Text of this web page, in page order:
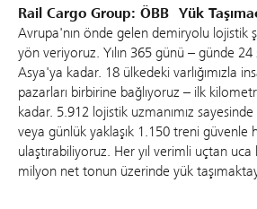
Rail Cargo Group: ÖBB Yük
Avrupa'nın önde gelen demiryolu lojistik
yön veriyoruz. Yılın 365 günü – günde
Asya'ya kadar. 18 ülkedeki varlığımızla
pazarları birbirine bağlıyoruz – ilk
kadar. 5.912 lojistik uzmanımız sayesinde
veya günlük yaklaşık 1.150 treni güvenle
ulaştırabiliyoruz. Her yıl verimli uçtan
milyon net tonun üzerinde yük